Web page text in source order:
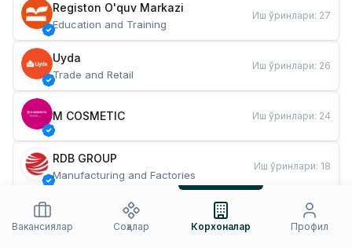
Registon O'quv Markazi
Education and Training
Иш ўринлари: 27
Uyda
Trade and Retail
Иш ўринлари: 26
M COSMETIC Иш ўринлари: 24
RDB GROUP
Manufacturing and Factories
Иш ўринлари: 18
Restaurants and Fast Food
Иш ўринлари
Вакансиялар
Соҳалар Корхоналар Профил